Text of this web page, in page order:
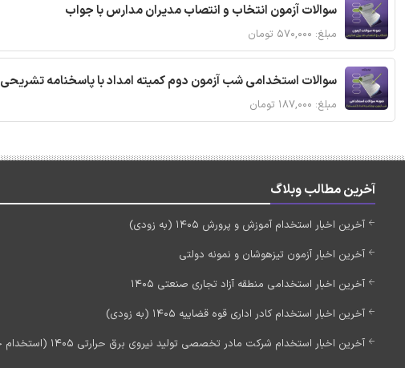
سوالات آزمون انتخاب و انتصاب مدیران مدارس با جواب
مبلغ: ۵۷۰,۰۰۰ تومان
سوالات استخدامی شب آزمون دوم کمیته امداد با پاسخنامه تشریحی
مبلغ: ۱۸۷,۰۰۰ تومان
آخرین مطالب وبلاگ
آخرین اخبار استخدام آموزش و پرورش 1405 (به زودی)
آخرین اخبار آزمون تیزهوشان و نمونه دولتی
آخرین اخبار استخدامی منطقه آزاد تجاری صنعتی 1405
آخرین اخبار استخدام کادر اداری قوه قضاییه 1405 (به زودی)
آخرین اخبار استخدام شرکت مادر تخصصی تولید نیروی برق حرارتی 1405 (استخدام جدید)